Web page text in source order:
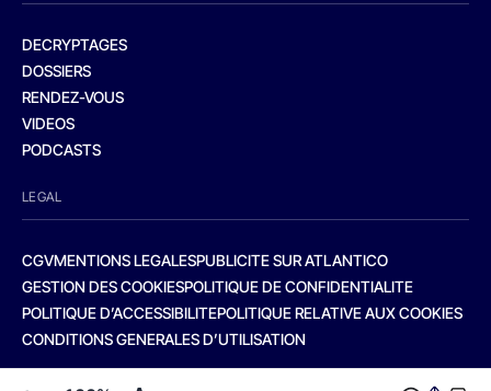
DECRYPTAGES
DOSSIERS
RENDEZ-VOUS
VIDEOS
PODCASTS
LEGAL
CGVMENTIONS LEGALESPUBLICITE SUR ATLANTICO
GESTION DES COOKIESPOLITIQUE DE CONFIDENTIALITE
POLITIQUE D’ACCESSIBILITEPOLITIQUE RELATIVE AUX COOKIES
CONDITIONS GENERALES D’UTILISATION